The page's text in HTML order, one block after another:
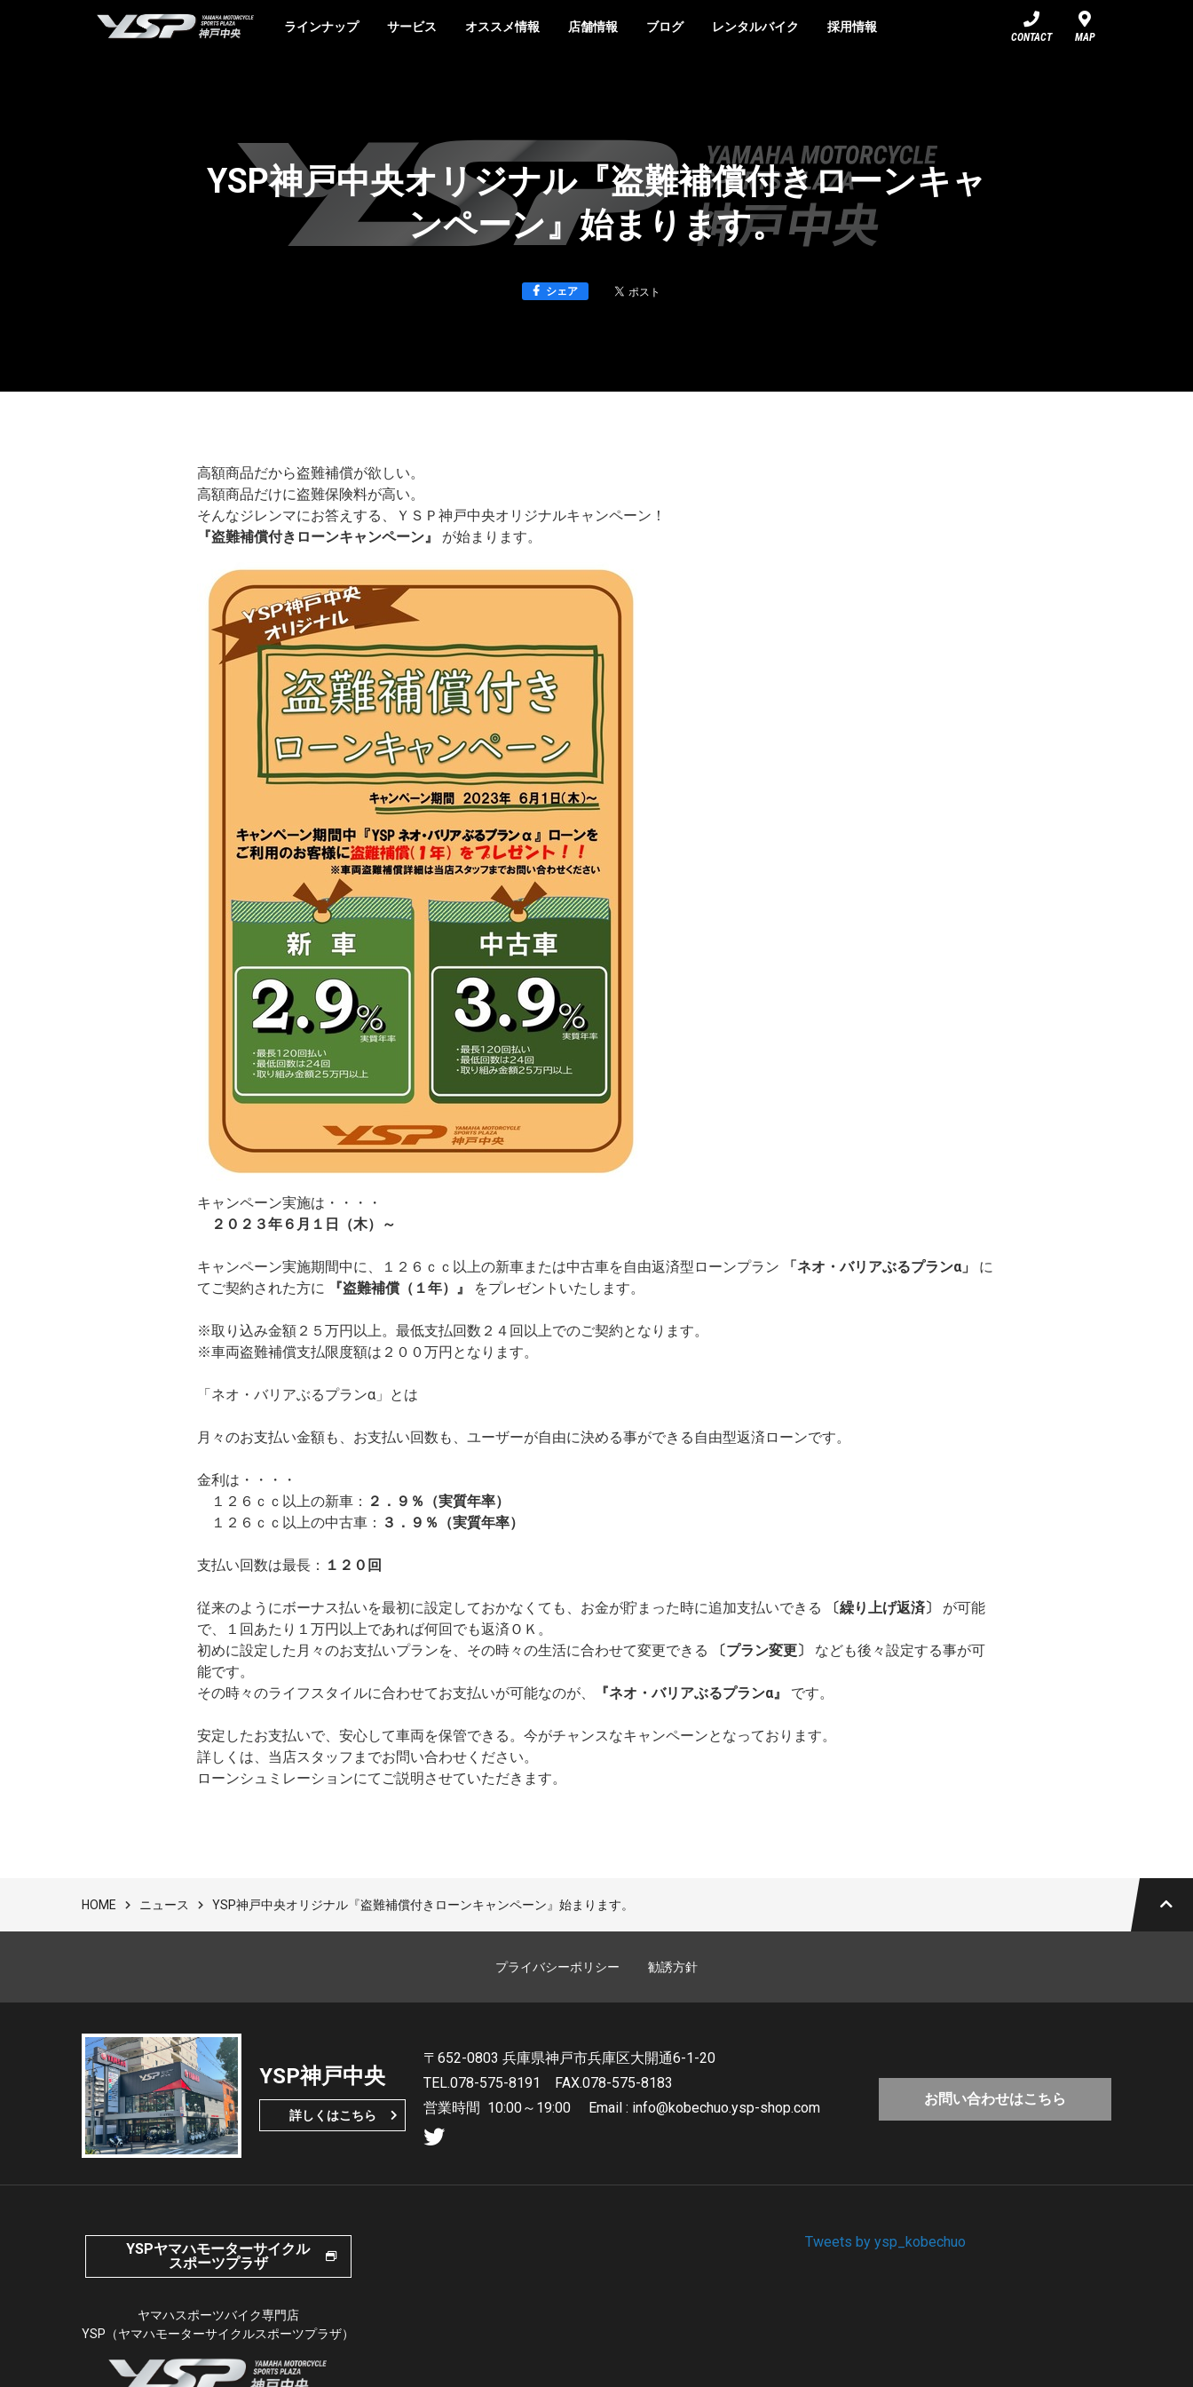
YSP神戸中央
ラインナップ サービス オススメ情報 店舗情報 ブログ レンタルバイク 採用情報
CONTACT MAP
YSP神戸中央オリジナル『盗難補償付きローンキャ
ンペーン』始まります。
シェア
高額商品だから盗難補償が欲しい。
高額商品だけに盗難保険料が高い。
そんなジレンマにお答えする、ＹＳＰ神戸中央オリジナルキャンペーン！
『盗難補償付きローンキャンペーン』
が始まります。
キャンペーン実施は・・・・
２０２３年６月１日（木）～
キャンペーン実施期間中に、１２６ｃｃ以上の新車または中古車を自由返済型ローンプラン 「ネオ・バリアぶるプランα」
に
てご契約された方に
『盗難補償（１年）』 をプレゼントいたします。
※取り込み金額２５万円以上。最低支払回数２４回以上でのご契約となります。
※車両盗難補償支払限度額は２００万円となります。
「ネオ・バリアぶるプランα」とは
月々のお支払い金額も、お支払い回数も、ユーザーが自由に決める事ができる自由型返済ローンです。
金利は・・・・
１２６ｃｃ以上の新車： ２．９％（実質年率）
１２６ｃｃ以上の中古車： ３．９％（実質年率）
支払い回数は最長： １２０回
従来のようにボーナス払いを最初に設定しておかなくても、お金が貯まった時に追加支払いできる 〔繰り上げ返済〕
が可能
で、１回あたり１万円以上であれば何回でも返済ＯＫ。
初めに設定した月々のお支払いプランを、その時々の生活に合わせて変更できる
〔プラン変更〕
なども後々設定する事が可
能です。
その時々のライフスタイルに合わせてお支払いが可能なのが、
『ネオ・バリアぶるプランα』 です。
安定したお支払いで、安心して車両を保管できる。今がチャンスなキャンペーンとなっております。
詳しくは、当店スタッフまでお問い合わせください。
ローンシュミレーションにてご説明させていただきます。
HOME ニュース YSP神戸中央オリジナル『盗難補償付きローンキャンペーン』始まります。
プライバシーポリシー 勧誘方針
YSP神戸中央
詳しくはこちら
〒652-0803 兵庫県神戸市兵庫区大開通6-1-20
TEL.078-575-8191
FAX.078-575-8183
営業時間 10:00～19:00 Email : info@kobechuo.ysp-shop.com
お問い合わせはこちら
YSPヤマハモーターサイクル
スポーツプラザ
ヤマハスポーツバイク専門店
YSP（ヤマハモーターサイクルスポーツプラザ）
Tweets by ysp_kobechuo